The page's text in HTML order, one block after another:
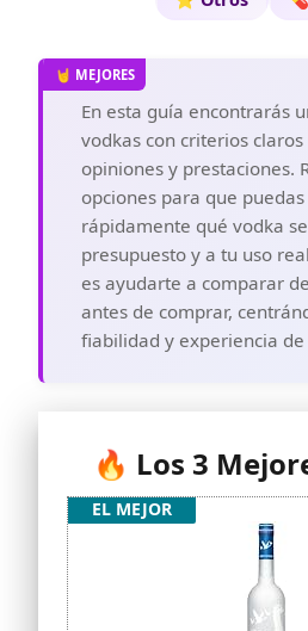
En esta guía encontrarás
vodkas con criterios
opiniones y prestaciones.
opciones para que
rápidamente qué vodka
presupuesto y a tu uso
es ayudarte a comparar
antes de comprar,
fiabilidad y experiencia de
🔥 Los 3
EL MEJOR